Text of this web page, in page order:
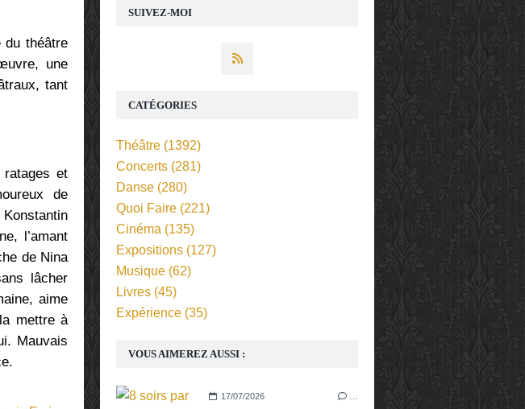
du théâtre
une
tant
et
de
l’amant
de Nina
lâcher
aime
mettre à
Mauvais
SUIVEZ-MOI
VOUS AIMEREZ AUSSI :
17/07/2026
CATÉGORIES
Théâtre (1392)
Concerts (281)
Danse (280)
Quoi Faire (221)
Cinéma (135)
Expositions (127)
Musique (62)
Livres (45)
Expérience (35)